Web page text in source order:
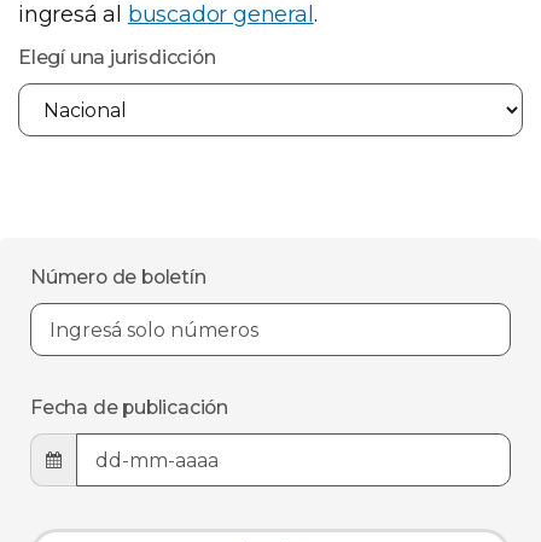
ingresá al buscador general .
Elegí una jurisdicción
Número de boletín
Fecha de publicación